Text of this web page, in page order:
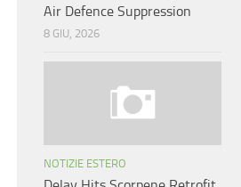
Air Defence Suppression
8 GIU, 2026
NOTIZIE ESTERO